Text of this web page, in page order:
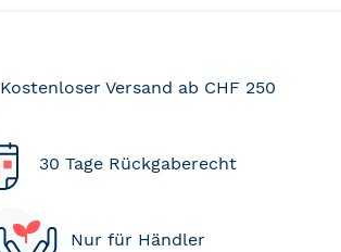
Kostenloser Versand ab CHF 250
30 Tage Rückgaberecht
Nur für Händler